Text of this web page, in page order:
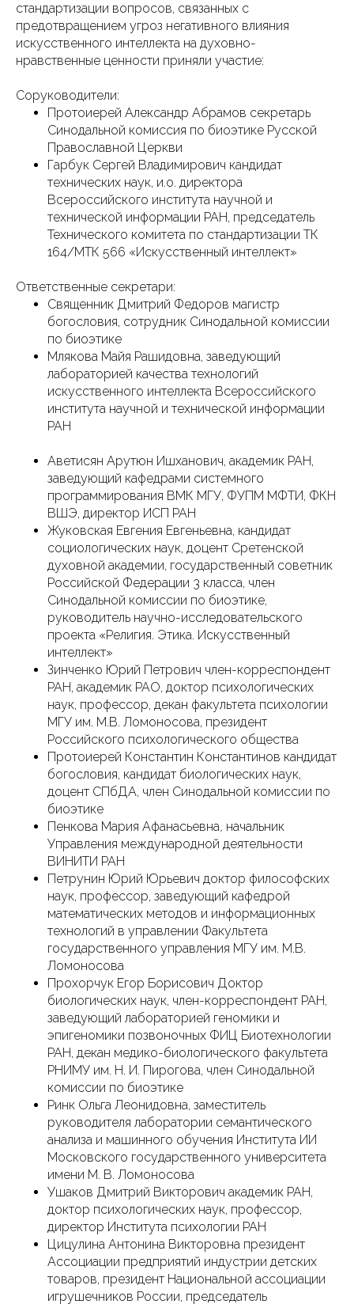
стандартизации вопросов, связанных с
предотвращением угроз негативного влияния
искусственного интеллекта на духовно-
нравственные ценности приняли участие:
Соруководители:
Протоиерей Александр Абрамов секретарь
Синодальной комиссия по биоэтике Русской
Православной Церкви
Гарбук Сергей Владимирович кандидат
технических наук, и.о. директора
Всероссийского института научной и
технической информации РАН, председатель
Технического комитета по стандартизации ТК
164/МТК 566 «Искусственный интеллект»
Ответственные секретари:
Священник Дмитрий Федоров магистр
богословия, сотрудник Синодальной комиссии
по биоэтике
Млякова Майя Рашидовна, заведующий
лабораторией качества технологий
искусственного интеллекта Всероссийского
института научной и технической информации
РАН
Аветисян Арутюн Ишханович, академик РАН,
заведующий кафедрами системного
программирования ВМК МГУ, ФУПМ МФТИ, ФКН
ВШЭ, директор ИСП РАН
Жуковская Евгения Евгеньевна, кандидат
социологических наук, доцент Сретенской
духовной академии, государственный советник
Российской Федерации 3 класса, член
Синодальной комиссии по биоэтике,
руководитель научно-исследовательского
проекта «Религия. Этика. Искусственный
интеллект»
Зинченко Юрий Петрович член-корреспондент
РАН, академик РАО, доктор психологических
наук, профессор, декан факультета психологии
МГУ им. М.В. Ломоносова, президент
Российского психологического общества
Протоиерей Константин Константинов кандидат
богословия, кандидат биологических наук,
доцент СПбДА, член Синодальной комиссии по
биоэтике
Пенкова Мария Афанасьевна, начальник
Управления международной деятельности
ВИНИТИ РАН
Петрунин Юрий Юрьевич доктор философских
наук, профессор, заведующий кафедрой
математических методов и информационных
технологий в управлении Факультета
государственного управления МГУ им. М.В.
Ломоносова
Прохорчук Егор Борисович Доктор
биологических наук, член-корреспондент РАН,
заведующий лабораторией геномики и
эпигеномики позвоночных ФИЦ Биотехнологии
РАН, декан медико-биологического факультета
РНИМУ им. Н. И. Пирогова, член Синодальной
комиссии по биоэтике
Ринк Ольга Леонидовна, заместитель
руководителя лаборатории семантического
анализа и машинного обучения Института ИИ
Московского государственного университета
имени М. В. Ломоносова
Ушаков Дмитрий Викторович академик РАН,
доктор психологических наук, профессор,
директор Института психологии РАН
Цицулина Антонина Викторовна президент
Ассоциации предприятий индустрии детских
товаров, президент Национальной ассоциации
игрушечников России, председатель